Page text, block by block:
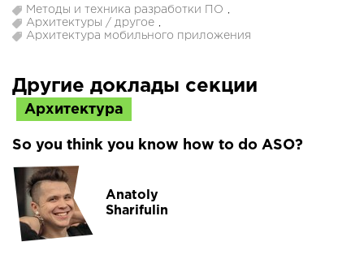
Методы и техника разработки ПО
Архитектуры / другое
Архитектура мобильного приложения
Другие доклады секции
Архитектура
So you think you know how to do ASO?
Anatoly
Sharifulin